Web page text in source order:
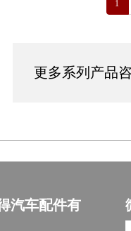
1
更多系列产品
汽车配件有